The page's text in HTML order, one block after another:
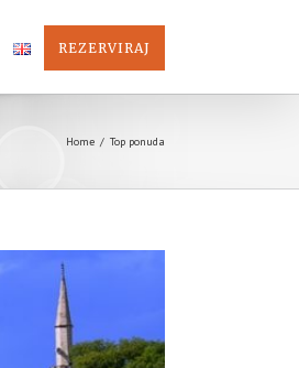
REZERVIRAJ
Home / Top ponuda